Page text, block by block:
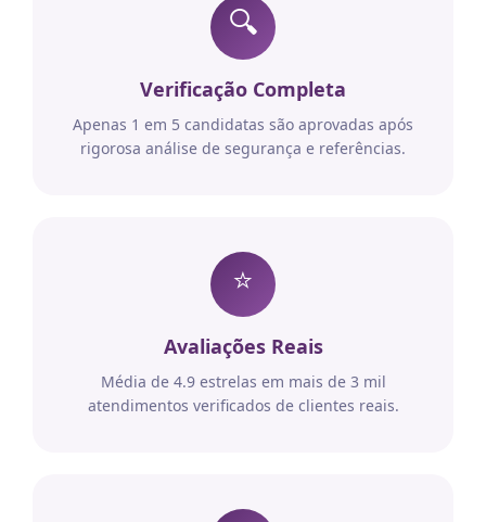
🔍
Verificação Completa
Apenas 1 em 5 candidatas são aprovadas após
rigorosa análise de segurança e referências.
⭐
Avaliações Reais
Média de 4.9 estrelas em mais de 3 mil
atendimentos verificados de clientes reais.